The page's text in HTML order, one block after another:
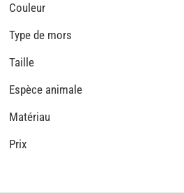
Couleur
Type de mors
Taille
Espèce animale
Matériau
Prix